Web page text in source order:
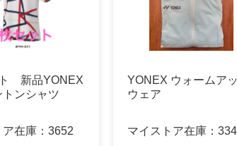
新品YONEX
ンシャツ
在庫： 3652
YONEX ウォームア
ウェア
マイストア在庫：